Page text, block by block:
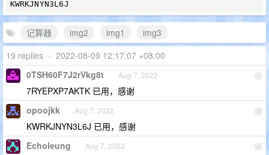
记算器 img2 img1
img3
19 replies • 2022-08-09 12:17:07 +08:00
1
0TSH60F7J2rVkg8t Aug 7, 2022
7RYEPXP7AKTK 已用，感谢
2
opoojkk Aug 7, 2022
KWRKJNYN3L6J 已用，感谢
3
Echoleung Aug 7, 2022